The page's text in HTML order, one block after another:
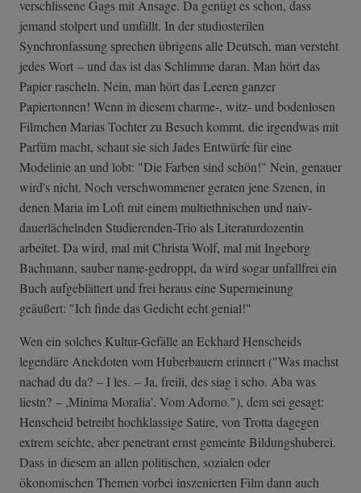
verschlissene Gags mit Ansage. Da genügt es schon, dass
jemand stolpert und umfällt. In der studiosterilen
Synchronfassung sprechen übrigens alle Deutsch, man versteht
jedes Wort – und das ist das Schlimme daran. Man hört das
Papier rascheln. Nein, man hört das Leeren ganzer
Papiertonnen! Wenn in diesem charme-, witz- und bodenlosen
Filmchen Marias Tochter zu Besuch kommt, die irgendwas mit
Parfüm macht, schaut sie sich Jades Entwürfe für eine
Modelinie an und lobt: "Die Farben sind schön!" Nein, genauer
wird's nicht. Noch verschwommener geraten jene Szenen, in
denen Maria im Loft mit einem multiethnischen und naiv-
dauerlächelnden Studierenden-Trio als Literaturdozentin
arbeitet. Da wird, mal mit Christa Wolf, mal mit Ingeborg
Bachmann, sauber name-gedroppt, da wird sogar unfallfrei ein
Buch aufgeblättert und frei heraus eine Supermeinung
geäußert: "Ich finde das Gedicht echt genial!"
Wen ein solches Kultur-Gefälle an Eckhard Henscheids
legendäre Anekdoten vom Huberbauern erinnert ("Was machst
nachad du da? – I les. – Ja, freili, des siag i scho. Aba was
liestn? – ,Minima Moralia'. Vom Adorno."), dem sei gesagt:
Henscheid betreibt hochklassige Satire, von Trotta dagegen
extrem seichte, aber penetrant ernst gemeinte Bildungshuberei.
Dass in diesem an allen politischen, sozialen oder
ökonomischen Themen vorbei inszenierten Film dann auch